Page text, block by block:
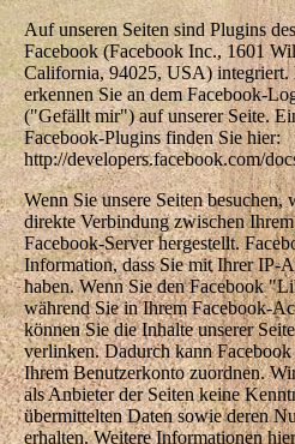
Auf unseren Seiten sind Plugins
Facebook (Facebook Inc., 1601
California, 94025, USA) integriert.
erkennen Sie an dem Facebook-
("Gefällt mir") auf unserer Seite.
Facebook-Plugins finden Sie hier:
http://developers.facebook.com/
Wenn Sie unsere Seiten
direkte Verbindung zwischen
Facebook-Server hergestellt.
Information, dass Sie mit Ihrer IP-
haben. Wenn Sie den Facebook
während Sie in Ihrem Facebook-
können Sie die Inhalte unserer
verlinken. Dadurch kann Facebook
Ihrem Benutzerkonto zuordnen.
als Anbieter der Seiten keine
übermittelten Daten sowie deren
erhalten. Weitere Informationen